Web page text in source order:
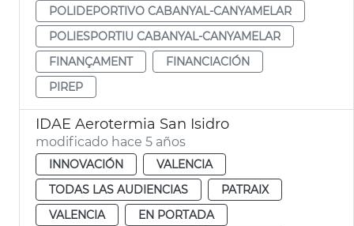
POLIDEPORTIVO CABANYAL-CANYAMELAR
POLIESPORTIU CABANYAL-CANYAMELAR
FINANÇAMENT
FINANCIACIÓN
PIREP
IDAE Aerotermia San Isidro
modificado hace 5 años
INNOVACIÓN
VALENCIA
TODAS LAS AUDIENCIAS
PATRAIX
VALENCIA
EN PORTADA